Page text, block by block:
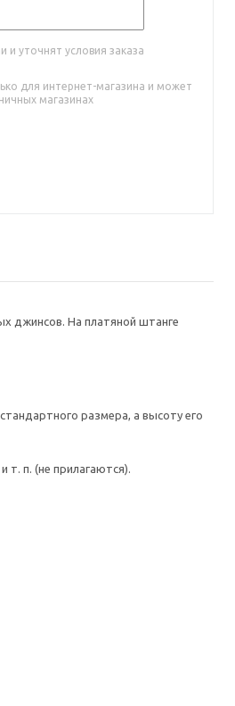
уточнят условия заказа
для интернет-магазина и может
магазинах
джинсов. На платяной штанге
размера, а высоту его
п. (не прилагаются).